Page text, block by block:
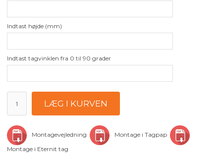
Indtast højde (mm)
Indtast tagvinklen fra 0 til 90 grader
Montagevejledning
Montage i Tagpap
Montage i Eternit tag